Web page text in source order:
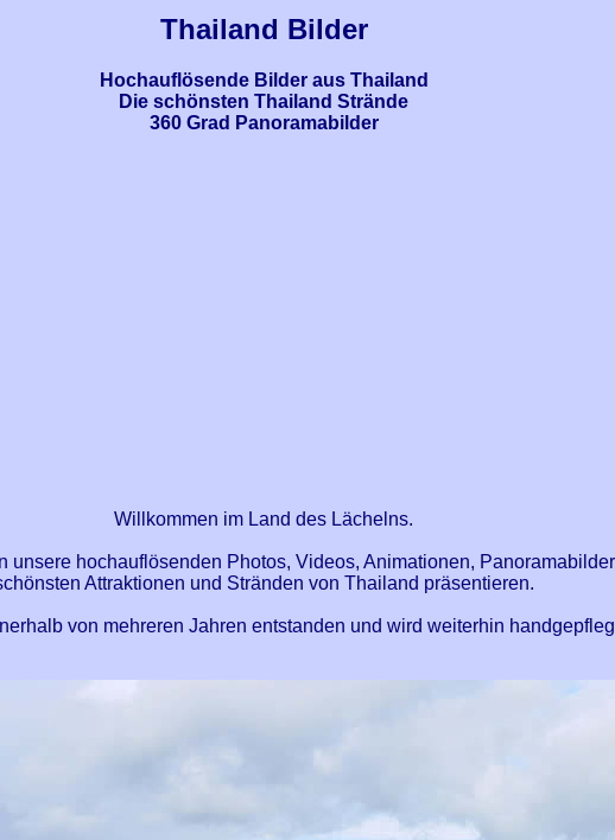
Thailand Bilder
Hochauflösende Bilder aus Thailand
Die schönsten Thailand Strände
360 Grad Panoramabilder
Willkommen im Land des Lächelns.
unsere hochauflösenden Photos, Videos, Animationen,
Attraktionen und Stränden von Thailand präsentieren.
von mehreren Jahren entstanden und wird weiterhin